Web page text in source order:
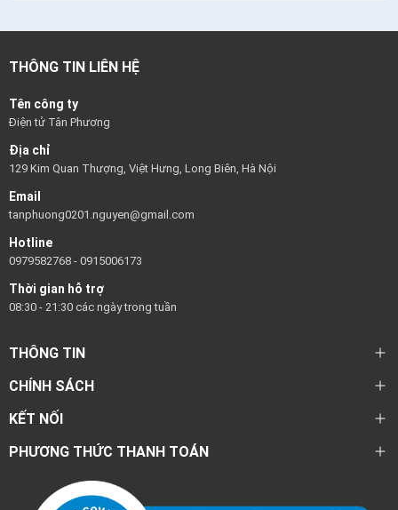
THÔNG TIN LIÊN HỆ
Tên công ty
Điện tử Tân Phương
Địa chỉ
129 Kim Quan Thượng, Việt Hưng, Long Biên, Hà Nội
Email
tanphuong0201.nguyen@gmail.com
Hotline
0979582768 - 0915006173
Thời gian hỗ trợ
08:30 - 21:30 các ngày trong tuần
THÔNG TIN
CHÍNH SÁCH
KẾT NỐI
PHƯƠNG THỨC THANH TOÁN